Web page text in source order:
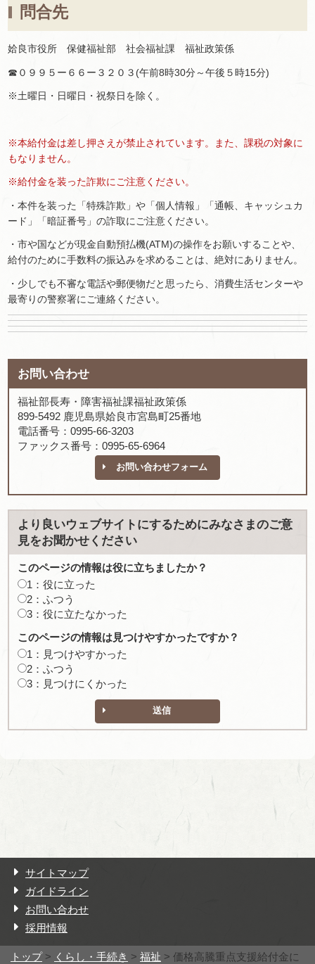
問合先
姶良市役所 保健福祉部 社会福祉課 福祉政策係
☎０９９５ー６６ー３２０３(午前8時30分～午後５時15分)
※土曜日・日曜日・祝祭日を除く。
※本給付金は差し押さえが禁止されています。また、課税の対象に
もなりません。
※給付金を装った詐欺にご注意ください。
・本件を装った「特殊詐欺」や「個人情報」「通帳、キャッシュカ
ード」「暗証番号」の詐取にご注意ください。
・市や国などが現金自動預払機(ATM)の操作をお願いすることや、
給付のために手数料の振込みを求めることは、絶対にありません。
・少しでも不審な電話や郵便物だと思ったら、消費生活センターや
最寄りの警察署にご連絡ください。
お問い合わせ
福祉部長寿・障害福祉課福祉政策係
899-5492 鹿児島県姶良市宮島町25番地
電話番号：0995-66-3203
ファックス番号：0995-65-6964
お問い合わせフォーム
より良いウェブサイトにするためにみなさまのご意
見をお聞かせください
このページの情報は役に立ちましたか？
1：役に立った
2：ふつう
3：役に立たなかった
このページの情報は見つけやすかったですか？
1：見つけやすかった
2：ふつう
3：見つけにくかった
送信
サイトマップ
ガイドライン
お問い合わせ
採用情報
トップ> くらし・手続き > 福祉 > 価格高騰重点支援給付金に